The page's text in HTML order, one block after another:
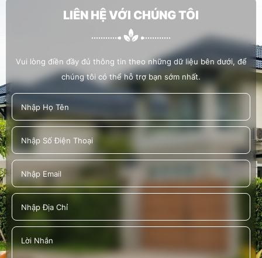
HOÀNG LAM THAM GIA, HỔ TRỢ LỄ TRỒNG
CÂY 19/5/2022
HOÀNG LAM HỖ TRỢ CÔNG TÁC XÃ HỘI
TRỒNG CÂY XANH TẠI BỜ KÊNH HÀNG BÀNG
TRÊN ĐƯỜNG VẠN TƯỢNG
LIÊN HỆ VỚI CHÚNG TÔI
Vui lòng điền đầy đủ thông tin theo những dữ liệu bên dưới, để
chúng tôi có thể hỗ trợ bạn sớm nhất.